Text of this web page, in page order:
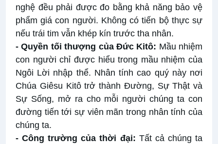
nghệ đều phải được đo bằng khả năng bảo vệ
phẩm giá con người. Không có tiến bộ thực sự
nếu trái tim vẫn khép kín trước tha nhân.
- Quyền tối thượng của Đức Kitô: Mầu nhiệm
con người chỉ được hiểu trong mầu nhiệm của
Ngôi Lời nhập thể. Nhân tính cao quý này nơi
Chúa Giêsu Kitô trở thành Đường, Sự Thật và
Sự Sống, mở ra cho mỗi người chúng ta con
đường tiến tới sự viên mãn trong nhân tính của
chúng ta.
- Công trường của thời đại: Tất cả chúng ta